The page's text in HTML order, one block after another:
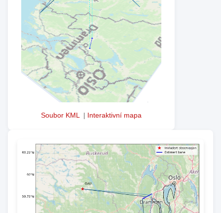
Soubor KML | Interaktivní mapa